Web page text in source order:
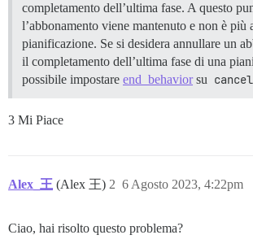
completamento dell’ultima fase. A questo
l’abbonamento viene mantenuto e non è più
pianificazione. Se si desidera annullare un
il completamento dell’ultima fase di una
possibile impostare end_behaviorsu cancel
3 Mi Piace
Alex_王 (Alex 王) 6 Agosto 2023, 4:22pm
2
Ciao, hai risolto questo problema?